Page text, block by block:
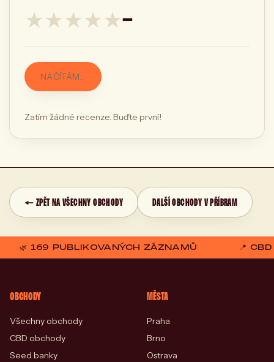
★★★★★—
NAČÍTÁM…
Zatím žádné recenze. Buďte první!
← ZPĚT NA VŠECHNY OBCHODY DALŠÍ OBCHODY V PŘÍBRAM
🌿 169 PUBLIKOVANÝCH ZÁZNAMŮ 📍
OBCHODY
Všechny obchody
CBD obchody
Seed banky
MĚSTA
Praha
Brno
Ostrava